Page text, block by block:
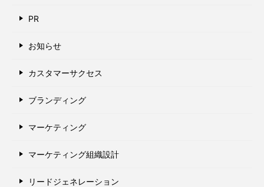
PR
お知らせ
カスタマーサクセス
ブランディング
マーケティング
マーケティング組織設計
リードジェネレーション